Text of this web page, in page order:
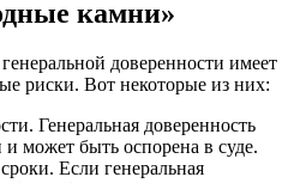
камни»
доверенности имеет
риски. Вот некоторые из них:
Генеральная доверенность
и может быть оспорена в суде.
Если генеральная